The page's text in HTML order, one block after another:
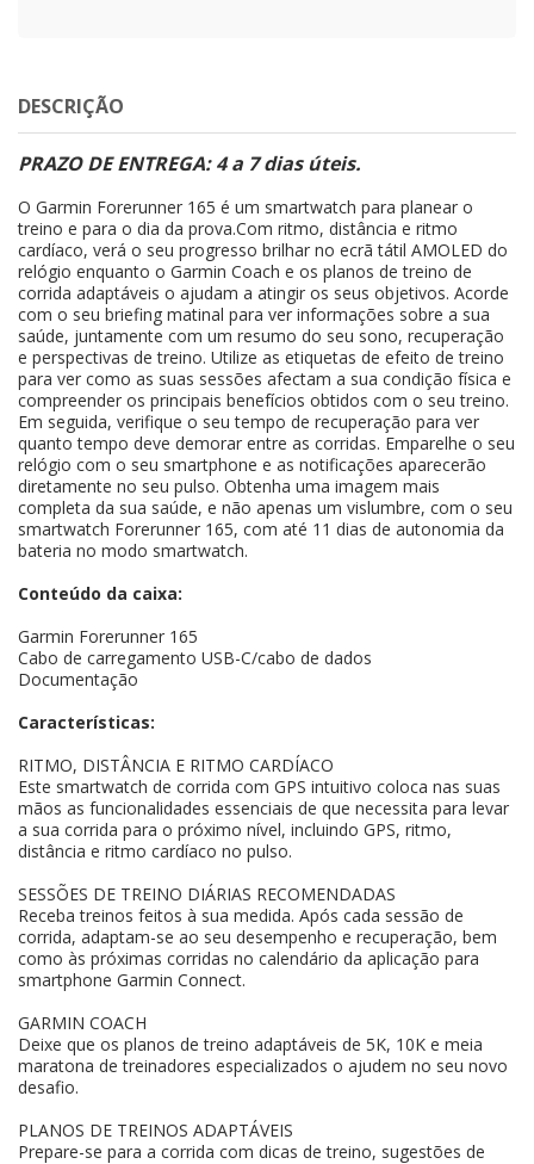
DESCRIÇÃO
PRAZO DE ENTREGA: 4 a 7 dias úteis.
O Garmin Forerunner 165 é um smartwatch para planear o
treino e para o dia da prova.Com ritmo, distância e ritmo
cardíaco, verá o seu progresso brilhar no ecrã tátil AMOLED do
relógio enquanto o Garmin Coach e os planos de treino de
corrida adaptáveis o ajudam a atingir os seus objetivos. Acorde
com o seu briefing matinal para ver informações sobre a sua
saúde, juntamente com um resumo do seu sono, recuperação
e perspectivas de treino. Utilize as etiquetas de efeito de treino
para ver como as suas sessões afectam a sua condição física e
compreender os principais benefícios obtidos com o seu treino.
Em seguida, verifique o seu tempo de recuperação para ver
quanto tempo deve demorar entre as corridas. Emparelhe o seu
relógio com o seu smartphone e as notificações aparecerão
diretamente no seu pulso. Obtenha uma imagem mais
completa da sua saúde, e não apenas um vislumbre, com o seu
smartwatch Forerunner 165, com até 11 dias de autonomia da
bateria no modo smartwatch.
Conteúdo da caixa:
Garmin Forerunner 165
Cabo de carregamento USB-C/cabo de dados
Documentação
Características:
RITMO, DISTÂNCIA E RITMO CARDÍACO
Este smartwatch de corrida com GPS intuitivo coloca nas suas
mãos as funcionalidades essenciais de que necessita para levar
a sua corrida para o próximo nível, incluindo GPS, ritmo,
distância e ritmo cardíaco no pulso.
SESSÕES DE TREINO DIÁRIAS RECOMENDADAS
Receba treinos feitos à sua medida. Após cada sessão de
corrida, adaptam-se ao seu desempenho e recuperação, bem
como às próximas corridas no calendário da aplicação para
smartphone Garmin Connect.
GARMIN COACH
Deixe que os planos de treino adaptáveis de 5K, 10K e meia
maratona de treinadores especializados o ajudem no seu novo
desafio.
PLANOS DE TREINOS ADAPTÁVEIS
Prepare-se para a corrida com dicas de treino, sugestões de